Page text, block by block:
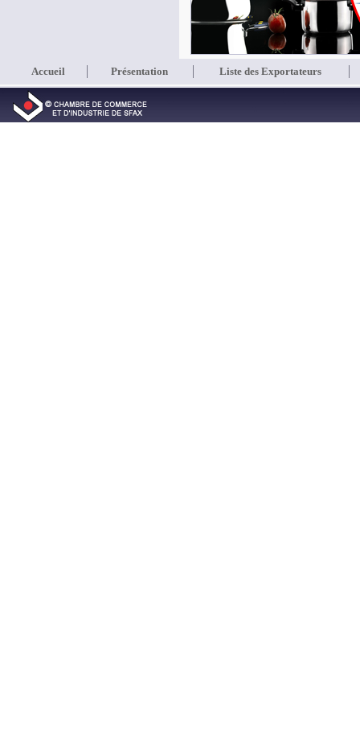
Accueil Présentation Liste des Exportateurs